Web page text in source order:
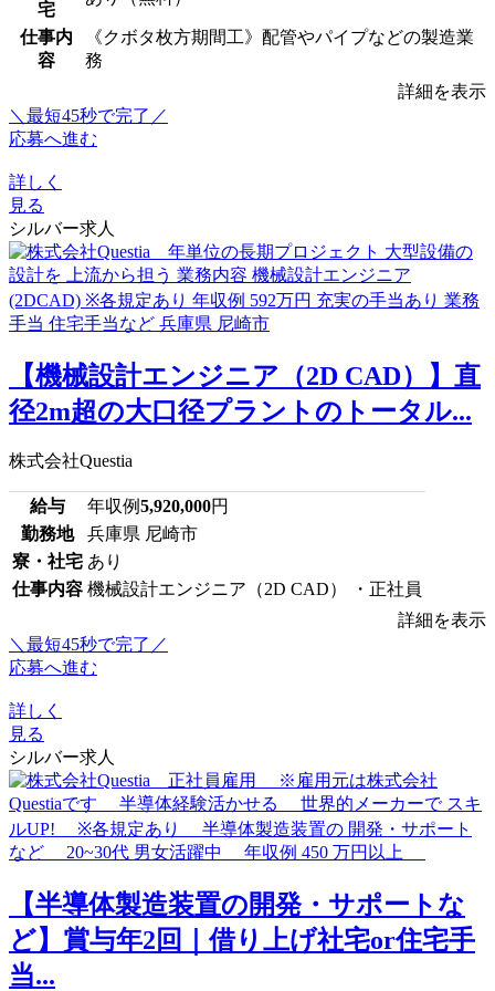
宅
仕事内
容
《クボタ枚方期間工》配管やパイプなどの製造業
務
詳細を表示
＼最短45秒で完了／
応募へ進む
詳しく
見る
シルバー求人
【機械設計エンジニア（2D CAD）】直
径2m超の大口径プラントのトータル...
株式会社Questia
給与 年収例5,920,000円
勤務地
兵庫県 尼崎市
寮・社宅 あり
仕事内容 機械設計エンジニア（2D CAD） ・正社員
詳細を表示
＼最短45秒で完了／
応募へ進む
詳しく
見る
シルバー求人
【半導体製造装置の開発・サポートな
ど】賞与年2回｜借り上げ社宅or住宅手
当...